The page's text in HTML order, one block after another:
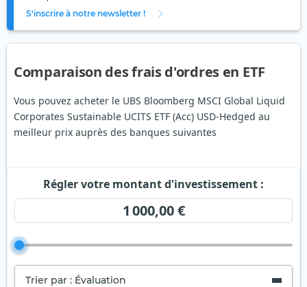
S'inscrire à notre newsletter !
Comparaison des frais d'ordres en ETF
Vous pouvez acheter le UBS Bloomberg MSCI Global Liquid
Corporates Sustainable UCITS ETF (Acc) USD-Hedged au
meilleur prix auprès des banques suivantes
Régler votre montant d'investissement :
1 000,00 €
Trier par : Évaluation